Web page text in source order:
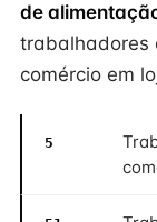
de
trabalhadores
comércio em
5